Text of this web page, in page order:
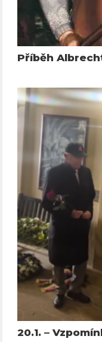
Příběh
20.1. –